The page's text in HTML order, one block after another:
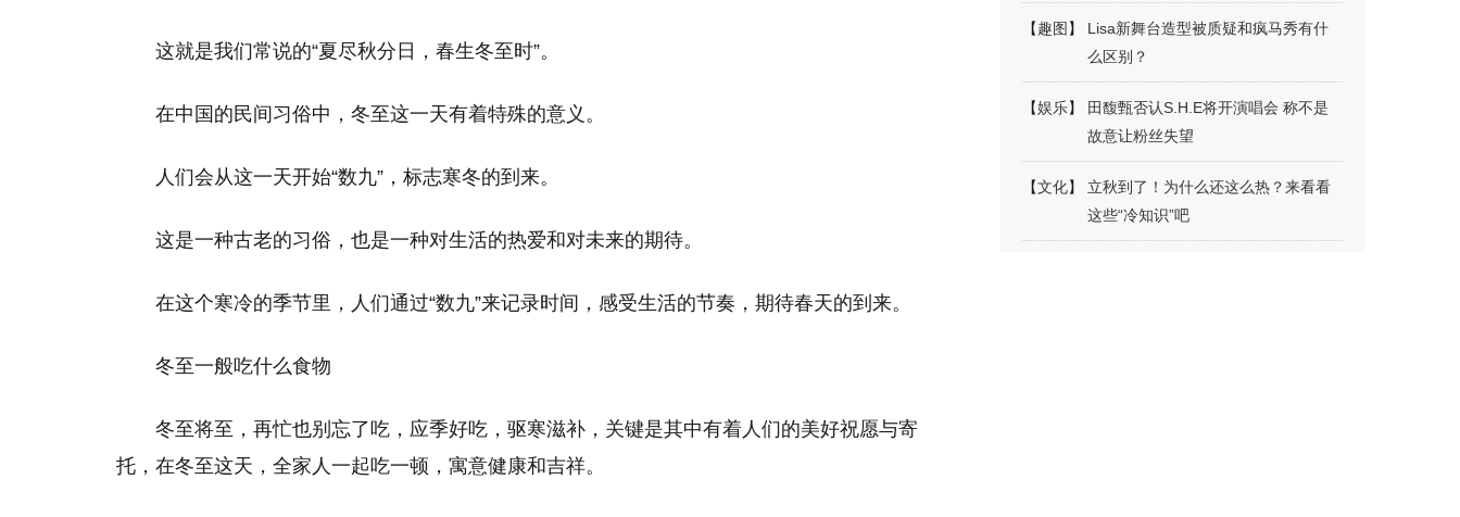
这就是我们常说的“夏尽秋分日，春生冬至时”。
在中国的民间习俗中，冬至这一天有着特殊的意义。
人们会从这一天开始“数九”，标志寒冬的到来。
这是一种古老的习俗，也是一种对生活的热爱和对未来的期待。
在这个寒冷的季节里，人们通过“数九”来记录时间，感受生活的节奏，期待春天的到来。
冬至一般吃什么食物
冬至将至，再忙也别忘了吃，应季好吃，驱寒滋补，关键是其中有着人们的美好祝愿与寄
托，在冬至这天，全家人一起吃一顿，寓意健康和吉祥。
【趣图 】
Lisa新舞台造型被质疑和疯马秀有什
么区别？
【娱乐】
田馥甄否认S.H.E将开演唱会 称不是
故意让粉丝失望
【文化】
立秋到了！为什么还这么热？来看看
这些“冷知识”吧